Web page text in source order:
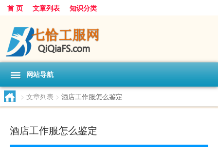
首 页 文章列表 知识分类
网站导航
> 文章列表 > 酒店工作服怎么鉴定
酒店工作服怎么鉴定